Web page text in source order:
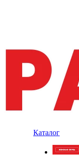
Каталог